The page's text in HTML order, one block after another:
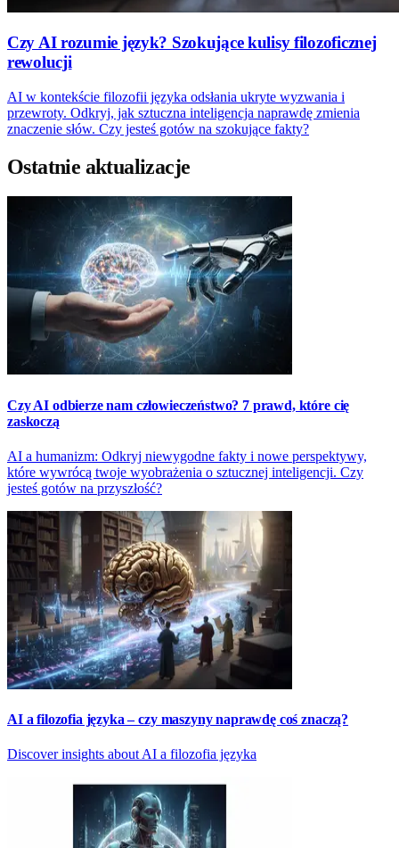
Czy AI rozumie język? Szokujące kulisy filozoficznej
rewolucji
AI w kontekście filozofii języka odsłania ukryte wyzwania i
przewroty. Odkryj, jak sztuczna inteligencja naprawdę zmienia
znaczenie słów. Czy jesteś gotów na szokujące fakty?
Ostatnie aktualizacje
Czy AI odbierze nam człowieczeństwo? 7 prawd, które cię
zaskoczą
AI a humanizm: Odkryj niewygodne fakty i nowe perspektywy,
które wywrócą twoje wyobrażenia o sztucznej inteligencji. Czy
jesteś gotów na przyszłość?
AI a filozofia języka – czy maszyny naprawdę coś znaczą?
Discover insights about AI a filozofia języka